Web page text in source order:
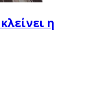
η